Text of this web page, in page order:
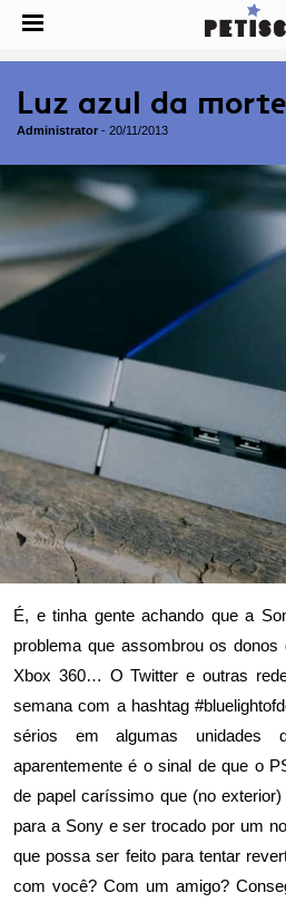
Luz azul da morte
Administrator - 20/11/2013
É, e tinha gente achando que a
problema que assombrou os
Xbox 360… O Twitter e outras
semana com a hashtag
sérios em algumas unidades
aparentemente é o sinal de que o
de papel caríssimo que (no
para a Sony e ser trocado por um
que possa ser feito para tentar
com você? Com um amigo?